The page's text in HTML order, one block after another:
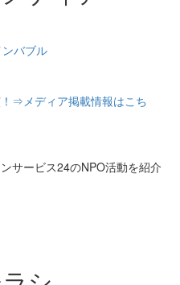
⇒メディア掲載情報はこち
サービス24のNPO活動を紹介